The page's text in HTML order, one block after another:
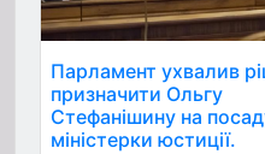
Парламент ухвалив
призначити Ольгу
Стефанішину на
міністерки юстиції.